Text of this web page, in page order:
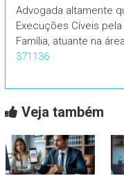
Advogada altamente
Execuções Cíveis
Família, atuante na
371136
Veja também